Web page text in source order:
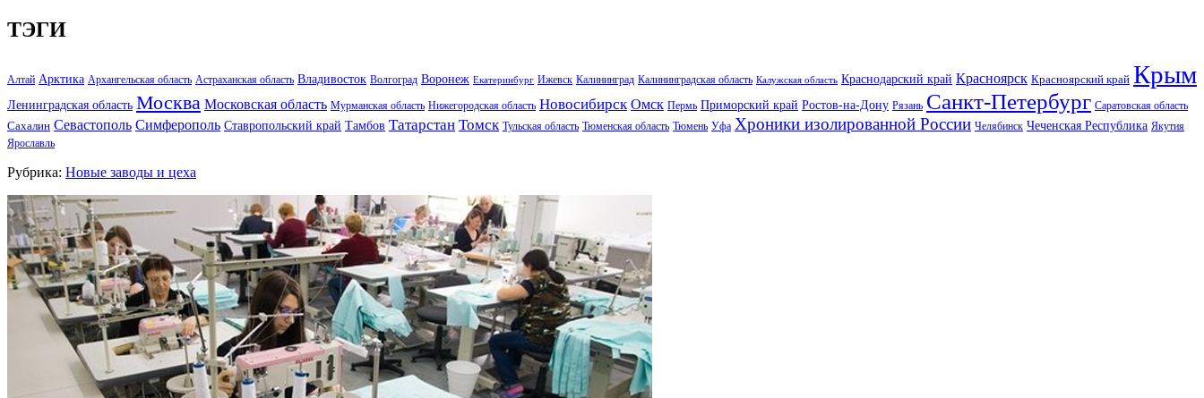
ТЭГИ
Алтай Арктика Архангельская область Астраханская область Владивосток Волгоград Воронеж Екатеринбург Ижевск Калининград Калининградская область Калужская область Краснодарский край Красноярск Красноярский край Крым
Ленинградская область Москва Московская область Мурманская область Нижегородская область Новосибирск Омск Пермь Приморский край Ростов-на-Дону Рязань Санкт-Петербург Саратовская область
Сахалин Севастополь Симферополь Ставропольский край Тамбов Татарстан Томск Тульская область Тюменская область Тюмень Уфа Хроники изолированной России Челябинск Чеченская Республика Якутия
Ярославль
Рубрика: Новые заводы и цеха